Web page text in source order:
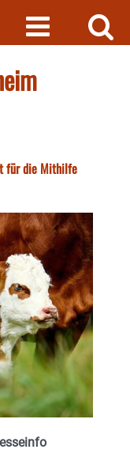
für die Mithilfe